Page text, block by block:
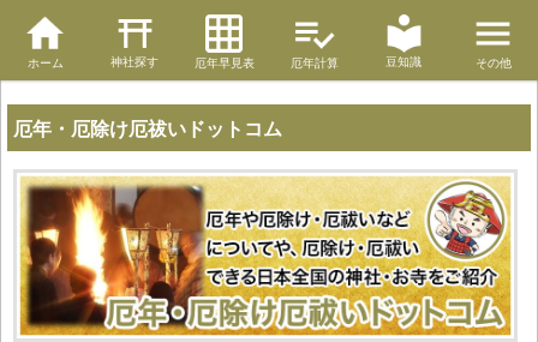
ホーム 神社探す 厄年早見表 厄年計算 豆知識 その他
厄年・厄除け厄祓いドットコム